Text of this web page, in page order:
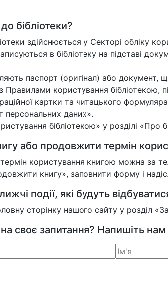
бібліотеки?
здійснюється у Секторі обліку
в бібліотеку на підставі
паспорт (оригінал) або документ,
Правилами користування бібліотекою,
картки та читацького
персональних даних».
бібліотекою» у розділі «Про
або продовжити термін
користування книгою можна за
книгу», заповнити форму і
події, які будуть
сторінку нашого сайту у розділ
своє запитання? Напишіть нам